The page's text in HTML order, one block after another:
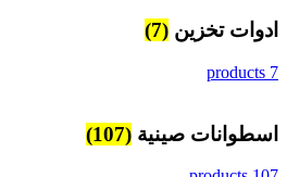
ادوات تخزين (7)
7 products
اسطوانات صينية (107)